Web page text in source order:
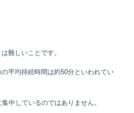
難しいことです。
の平均持続時間は約50分といわれてい
中しているのではありません。